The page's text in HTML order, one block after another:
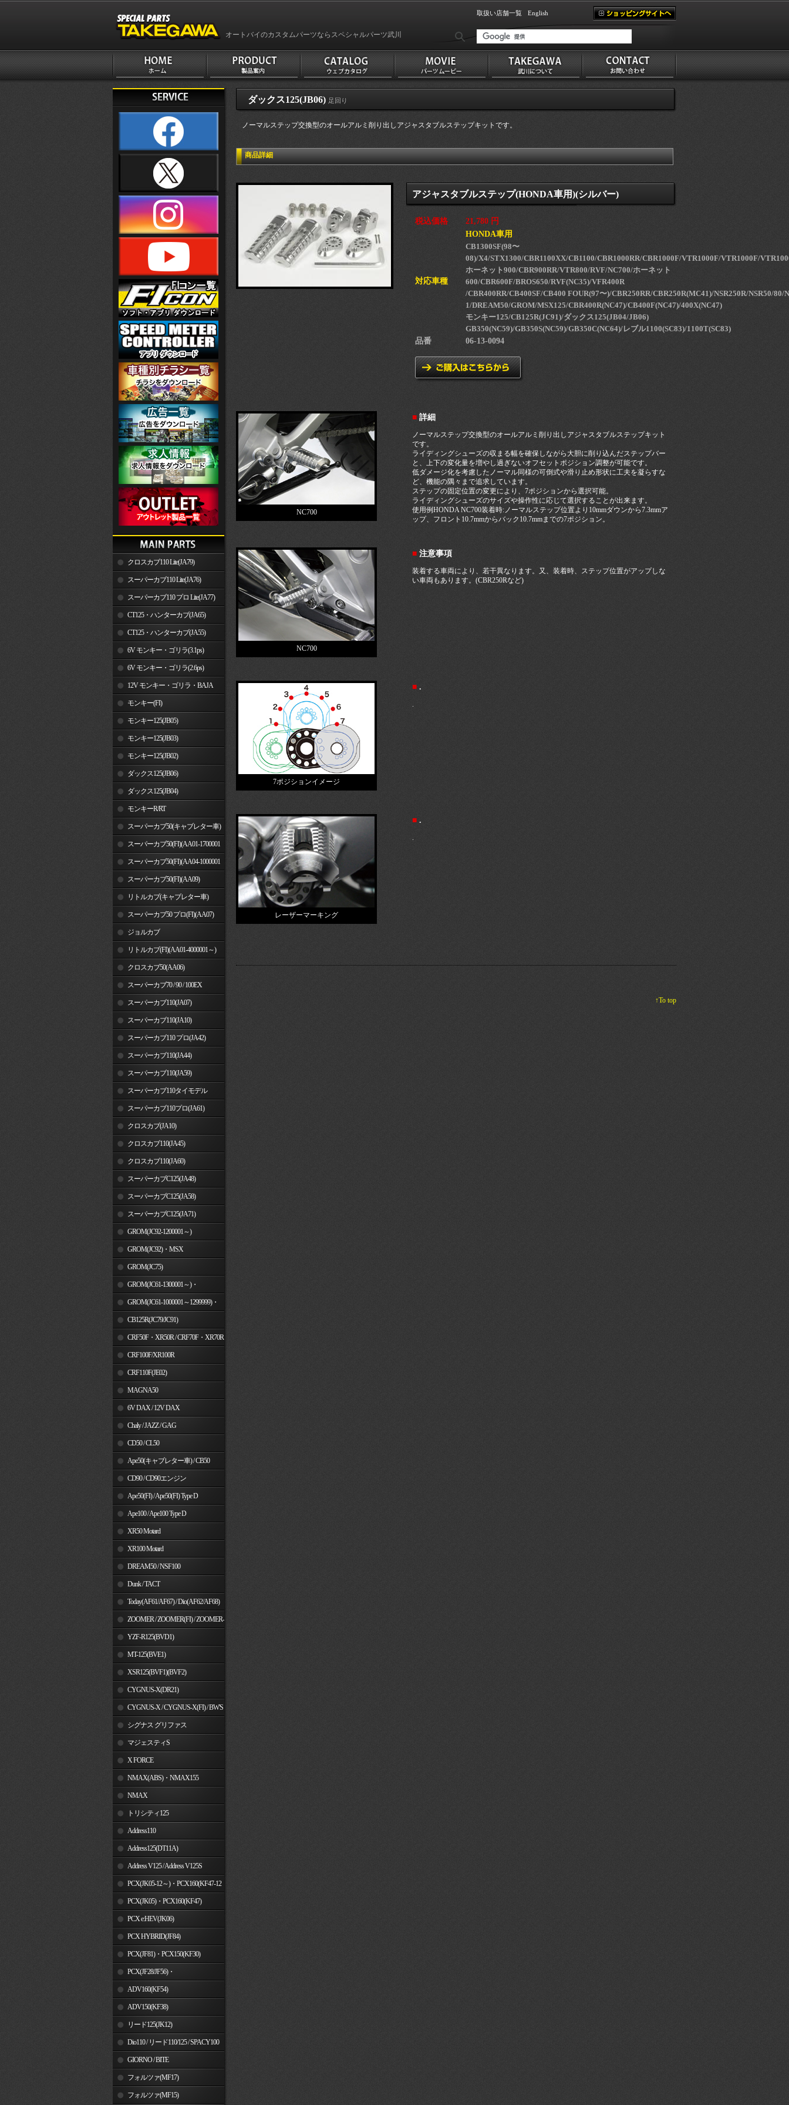
オートバイのカスタムパーツならスペシャルパーツ武川
取扱い店舗一覧 English
クロスカブ110 Lite(JA79)
スーパーカブ110 Lite(JA76)
スーパーカブ110 プロ Lite(JA77)
CT125・ハンターカブ(JA65)
CT125・ハンターカブ(JA55)
6V モンキー・ゴリラ(3.1ps)
6V モンキー・ゴリラ(2.6ps)
12V モンキー・ゴリラ・BAJA
モンキー(FI)
モンキー125(JB05)
モンキー125(JB03)
モンキー125(JB02)
ダックス125(JB06)
ダックス125(JB04)
モンキーR/RT
スーパーカブ50(キャブレター車)
スーパーカブ50(FI)(AA01-1700001
～) スーパーカブ50(FI)(AA04-1000001
～) スーパーカブ50(FI)(AA09)
リトルカブ(キャブレター車)
スーパーカブ50 プロ(FI)(AA07)
ジョルカブ
リトルカブ(FI)(AA01-4000001～)
クロスカブ50(AA06)
スーパーカブ70 / 90 / 100EX
スーパーカブ110(JA07)
スーパーカブ110(JA10)
スーパーカブ110 プロ(JA42)
スーパーカブ110(JA44)
スーパーカブ110(JA59)
スーパーカブ110タイモデル
(MLHJA56)
スーパーカブ110プロ(JA61)
クロスカブ(JA10)
クロスカブ110(JA45)
クロスカブ110(JA60)
スーパーカブC125(JA48)
スーパーカブC125(JA58)
スーパーカブC125(JA71)
GROM(JC92-1200001～)
GROM(JC92)・MSX
GROM(MLHJC92)
GROM(JC75)
GROM(JC61-1300001～)・
MSX125SF
GROM(JC61-1000001～1299999)・
MSX125CB125R(JC79/JC91)
CRF50F・XR50R / CRF70F・XR70R
CRF100F/XR100R
CRF110F(JE02)
MAGNA50
6V DAX / 12V DAX
Chaly / JAZZ / GAG
CD50 / CL50
Ape50(キャブレター車) / CB50
CD90 / CD90エンジン
Ape50(FI) / Ape50(FI) Type D
Ape100 / Ape100 Type D
XR50 Motard
XR100 Motard
DREAM50 / NSF100
Dunk / TACT
Today(AF61/AF67) / Dio(AF62/AF68)
ZOOMER / ZOOMER(FI) / ZOOMER-
YZF-R125(BVD1)
MT-125(BVE1)
XSR125(BVF1)(BVF2)
CYGNUS-X(DR21)
CYGNUS-X / CYGNUS-X(FI) / BW'S
125 シグナス グリファス
マジェスティS
X FORCE
NMAX(ABS)・NMAX155
NMAX
トリシティ125
Address110
Address125(DT11A)
Address V125 / Address V125S
PCX(JK05-12～)・PCX160(KF47-12
～) PCX(JK05)・PCX160(KF47)
PCX e:HEV(JK06)
PCX HYBRID(JF84)
PCX(JF81)・PCX150(KF30)
PCX(JF28/JF56)・
PCX150(KF12/KF18)
ADV160(KF54)
ADV150(KF38)
リード125(JK12)
Dio110 / リード110/125 / SPACY100
GIORNO / BITE
フォルツァ(MF17)
フォルツァ(MF15)
ダックス125(JB06) 足回り
ノーマルステップ交換型のオールアルミ削り出しアジャスタブルステップキットです。
商品詳細
アジャスタブルステップ(HONDA車用)(シルバー)
税込価格 21,780 円
対応車種
HONDA車用
CB1300SF(98〜
08)/X4/STX1300/CBR1100XX/CB1100/CBR1000RR/CBR1000F/VTR1000F/VTR1000F/
ホーネット900/CBR900RR/VTR800/RVF/NC700/ホーネット
600/CBR600F/BROS650/RVF(NC35)/VFR400R
/CBR400RR/CB400SF/CB400 FOUR(97〜)/CBR250RR/CBR250R(MC41)/NSR250R/NSR50/80/
1/DREAM50/GROM/MSX125/CBR400R(NC47)/CB400F(NC47)/400X(NC47)
モンキー125/CB125R(JC91)/ダックス125(JB04/JB06)
GB350(NC59)/GB350S(NC59)/GB350C(NC64)/レブル1100(SC83)/1100T(SC83)
品番
06-13-0094
NC700
■ 詳細
ノーマルステップ交換型のオールアルミ削り出しアジャスタブルステップキット
です。
ライディングシューズの収まる幅を確保しながら大胆に削り込んだステップバー
と、上下の変化量を増やし過ぎないオフセットポジション調整が可能です。
低ダメージ化を考慮したノーマル同様の可倒式や滑り止め形状に工夫を凝らすな
ど、機能の隅々まで追求しています。
ステップの固定位置の変更により、7ポジションから選択可能。
ライディングシューズのサイズや操作性に応じて選択することが出来ます。
使用例HONDA NC700装着時:ノーマルステップ位置より10mmダウンから7.3mmア
ップ、フロント10.7mmからバック10.7mmまでの7ポジション。
NC700
■ 注意事項
装着する車両により、若干異なります。又、装着時、ステップ位置がアップしな
い車両もあります。(CBR250Rなど)
7ポジションイメージ
■ .
.
レーザーマーキング
■ .
.
↑To top